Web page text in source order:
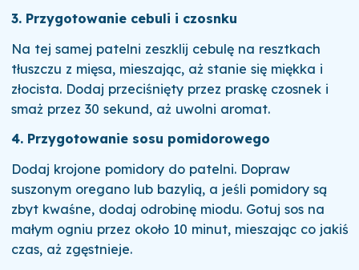
3. Przygotowanie cebuli i czosnku
Na tej samej patelni zeszklij cebulę na resztkach
tłuszczu z mięsa, mieszając, aż stanie się miękka i
złocista. Dodaj przeciśnięty przez praskę czosnek i
smaż przez 30 sekund, aż uwolni aromat.
4. Przygotowanie sosu pomidorowego
Dodaj krojone pomidory do patelni. Dopraw
suszonym oregano lub bazylią, a jeśli pomidory są
zbyt kwaśne, dodaj odrobinę miodu. Gotuj sos na
małym ogniu przez około 10 minut, mieszając co jakiś
czas, aż zgęstnieje.